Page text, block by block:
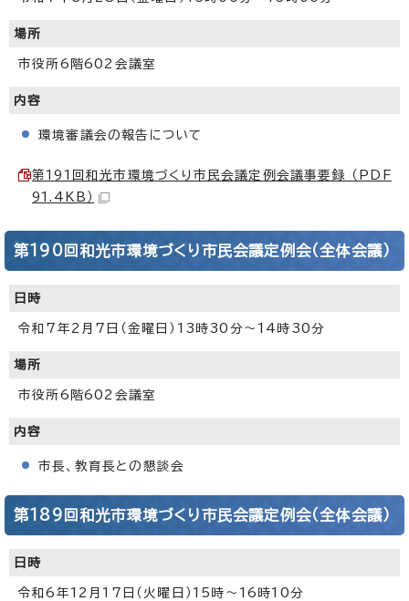
場所
市役所6階602会議室
内容
環境審議会の報告について
第191回和光市環境づくり市民会議定例会議事要録 （PDF
91.4KB）
第190回和光市環境づくり市民会議定例会（全体会議）
日時
令和7年2月7日（金曜日）13時30分～14時30分
場所
市役所6階602会議室
内容
市長、教育長との懇談会
第189回和光市環境づくり市民会議定例会（全体会議）
日時
令和6年12月17日（火曜日）15時～16時10分